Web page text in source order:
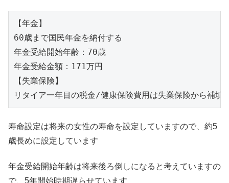
【年金】
60歳まで国民年金を納付する
年金受給開始年齢：70歳
年金受給金額：171万円
【失業保険】
リタイア一年目の税金/健康保険費用は失業保険から補填
寿命設定は将来の女性の寿命を設定していますので、約5
歳長めに設定しています
年金受給開始年齢は将来後ろ倒しになると考えていますの
で、5年開始時期遅らせています